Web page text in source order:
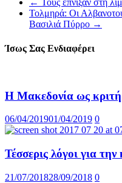
← Τους έπνιξαν στη
Τολμηρά: Οι
Βασιλιά Πύρρο →
Ίσως Σας Ενδιαφέρει
Η Μακεδονία ως
06/04/201901/04/2019 0
Τέσσερις λόγοι για
21/07/201828/09/2018 0